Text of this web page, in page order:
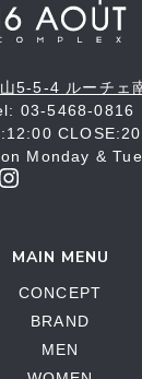
5-5-4 ルーチェ
03-5468-0816
Monday &
MAIN MENU
CONCEPT
BRAND
MEN